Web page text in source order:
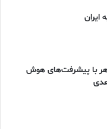
با پیشرفت‌های هوش